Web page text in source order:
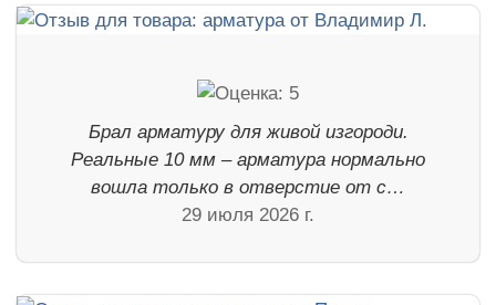
Брал арматуру для живой изгороди.
Реальные 10 мм – арматура нормально
вошла только в отверстие от с…
29 июля 2026 г.